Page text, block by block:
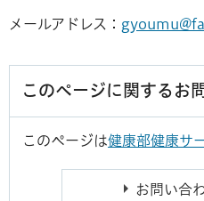
メールアドレス：
このページに関するお
このページは健康部健康サ